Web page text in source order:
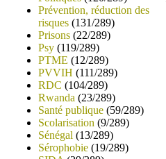
Prévention, réduction des
risques (131/289)
Prisons (22/289)
Psy (119/289)
PTME (12/289)
PVVIH (111/289)
RDC (104/289)
Rwanda (23/289)
Santé publique (59/289)
Scolarisation (9/289)
Sénégal (13/289)
Sérophobie (19/289)